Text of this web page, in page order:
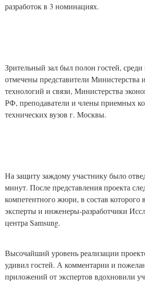
разработок в 3 номинациях.
Зрительный зал был полон гостей,
отмечены представители
технологий и связи, Министерства
РФ, преподаватели и члены приемных
технических вузов г. Москвы.
На защиту заждому участнику было
минут. После представления проекта
компетентного жюри, в состав
эксперты и инженеры-разработчики
центра Samsung.
Высочайший уровень реализации
удивил гостей. А комментарии и
приложений от экспертов вдохновили